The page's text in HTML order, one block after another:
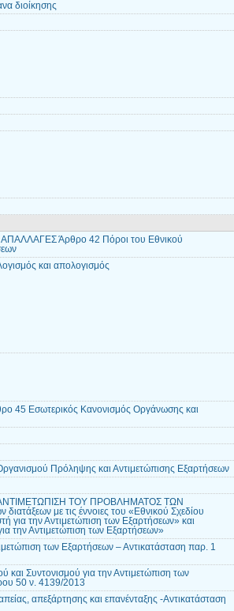
διοίκησης
Άρθρο 42 Πόροι του Εθνικού
και απολογισμός
Εσωτερικός Κανονισμός Οργάνωσης και
Πρόληψης και Αντιμετώπισης Εξαρτήσεων
ΤΟΥ ΠΡΟΒΛΗΜΑΤΟΣ ΤΩΝ
με τις έννοιες του «Εθνικού Σχεδίου
για την Αντιμετώπιση των Εξαρτήσεων» και
την Αντιμετώπιση των Εξαρτήσεων»
των Εξαρτήσεων – Αντικατάσταση παρ. 1
Συντονισμού για την Αντιμετώπιση των
50 ν. 4139/2013
απεξάρτησης και επανένταξης -Αντικατάσταση